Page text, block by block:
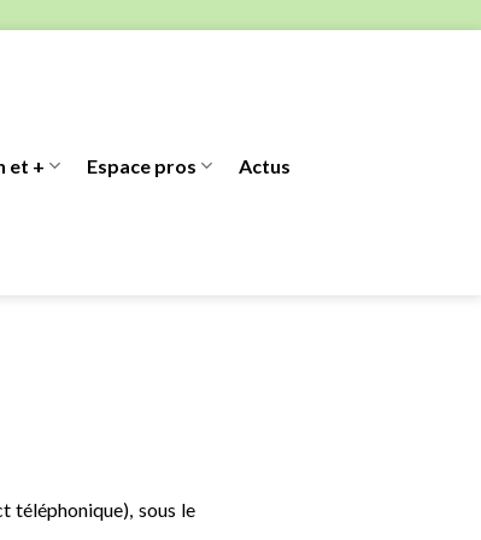
et + Espace pros Actus
téléphonique), sous le